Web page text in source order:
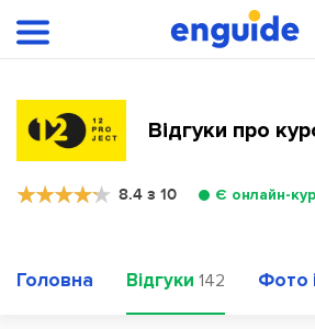
Відгуки про
8.4 з 10 Є онлайн-
Головна Відгуки 142 Фото